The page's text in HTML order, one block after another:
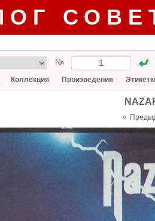
№
Коллекция Произведения
«